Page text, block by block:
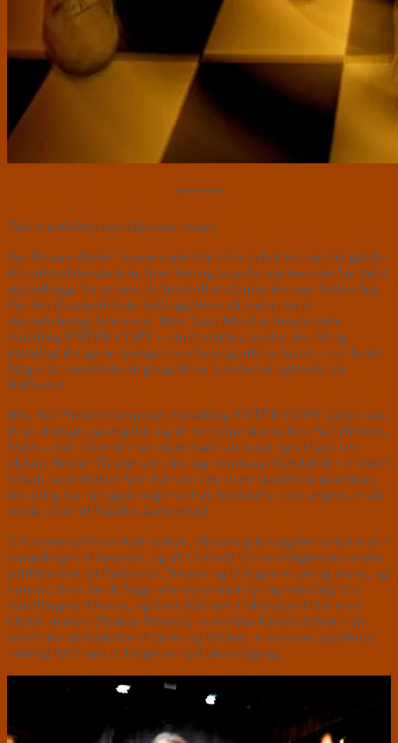
⭐⭐⭐⭐⭐
This is definitely not a five-star resort.
Sue Hansen-Styles’ traumeramte Alice har jo helt ret, når det gælder
det militærlaboratorium, hvor hun og to andre traumeramte har ladet
sig indlægge for at være de første til at afprøve den nye lykke-chip.
For den klaustrofobiske indlæggelse er alt andet end et
stjernebehængt ferieresort. Men Tanja Mastilos forudseende
fortælling ENTER COPY – om fremtiden, med al den AI og
teknologi der gerne springer over hvor gærdet er lavest – er i Jacob
Stages iscenesættelse til gengæld en femstjernet oplevelse på
Bådteatret.
Why Not Theatre Companys forestilling ENTER COPY spiller, som
de jo altid gør, på engelsk, og de tre ferme skuespillere Sue Hansen-
Styles – som Alice der har mistet både sin mand og sit barn i en
ulykke, Bennet Thorpe som den rige smart-ass Kendall der er blevet
forladt, samt Daniel Neil Ash som den svært skadede krigsveteran,
der aldrig har fået gjort noget ved sin forelskelse i sin sergent, er alle
smukt castet til Mastilos kammerspil.
Et kammerspil hvor både udtryk, diktion og bevægelser betyder alt i
formidlingen af historien, og alt i forhold til troværdigheden overfor
publikummet på Bådteatret. Teksten og dialogen er tæt og intens, og
rummet, hvor Jacob Stage selv styrer både lys og teknologi i.f.t.
fortællingens AI-tema, og hvor doktoren i laboratoriet blot er en
klinisk stemme (Nathan Meister), er så tilpas klaustrofobisk i sin
sort-hvide udelukkelse af farver og følelser, at man som publikum
virkelig føler man er fanget i et spil uden udgang.